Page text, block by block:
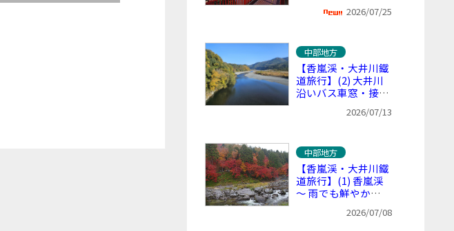
日本一の急勾配・こ
2026/07/25
中部地方
【香嵐渓・大井川鐵
道旅行】(2) 大井川
沿いバス車窓・接岨
不通区間を含む沿線
2026/07/13
中部地方
【香嵐渓・大井川鐵
道旅行】(1) 香嵐渓
～ 雨でも鮮やかで
2026/07/08